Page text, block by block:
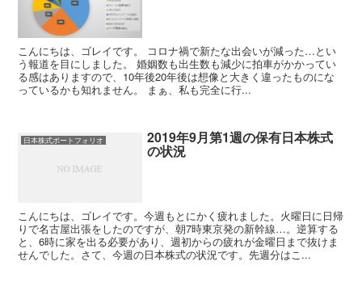
こんにちは、ゴレイです。 コロナ禍で新たな出会いが減った…とい
う報道を目にしました。 婚姻数も出生数も減少に拍車がかかってい
る感はありますので、10年後20年後は想像と大きく違ったものにな
っているかも知れません。 まぁ、私も完全に行...
日本株式ポートフォリオ 2019年9月第1週の保有日本株式
の状況
こんにちは、ゴレイです。今週もとにかく疲れました。火曜日に日帰
りで名古屋出張をしたのですが、朝7時東京発の新幹線…。逆算する
と、6時に家を出る必要があり、週初からの疲れが金曜日まで抜けま
せんでした。さて、今週の日本株式の状況です。先週分はこ...